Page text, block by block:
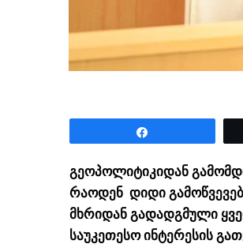
გეოპოლიტიკიდან
რაოდენ დიდი
მხრიდან გადადგმული
საუკეთესო ინტერესის